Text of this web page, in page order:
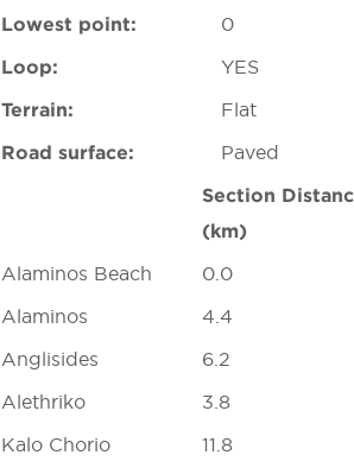
Lowest point:
0
Loop:
YES
Terrain:
Flat
Road surface:
Paved
Section
(km)
Alaminos Beach
0.0
Alaminos
4.4
Anglisides
6.2
Alethriko
3.8
Kalo Chorio
11.8